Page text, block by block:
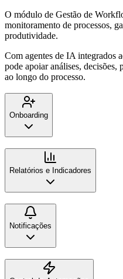
O módulo de Gestão de
monitoramento de processos,
produtividade.
Com agentes de IA integrados
pode apoiar análises, decisões,
ao longo do processo.
Onboarding
Relatórios e Indicadores
Notificações